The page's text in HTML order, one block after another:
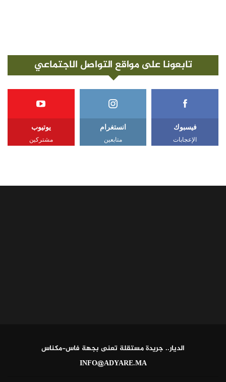
تابعونا على مواقع التواصل الاجتماعي
فيسبوك
الإعجابات
انستغرام
متابعين
يوتيوب
مشتركين
الديار.. جريدة مستقلة تعنى بجهة فاس-مكناس
INFO@ADYARE.MA